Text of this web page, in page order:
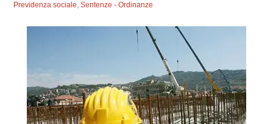
Previdenza sociale,Sentenze - Ordinanze